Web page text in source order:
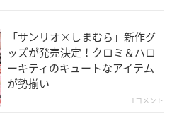
「サンリオ×しまむら」新作グ
ッズが発売決定！クロミ＆ハロ
ーキティのキュートなアイテム
が勢揃い
1コメント